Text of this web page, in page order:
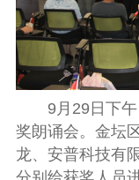
9月29日下午
奖朗诵会。金坛
龙、安普科技有